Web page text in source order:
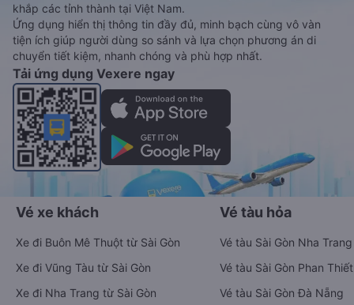
khắp các tỉnh thành tại Việt Nam.
Ứng dụng hiển thị thông tin đầy đủ, minh bạch cùng vô vàn
tiện ích giúp người dùng so sánh và lựa chọn phương án di
chuyển tiết kiệm, nhanh chóng và phù hợp nhất.
Tải ứng dụng Vexere ngay
Vé xe khách
Xe đi Buôn Mê Thuột từ Sài Gòn
Xe đi Vũng Tàu từ Sài Gòn
Xe đi Nha Trang từ Sài Gòn
Vé tàu hỏa
Vé tàu Sài Gòn Nha Trang
Vé tàu Sài Gòn Phan Thiết
Vé tàu Sài Gòn Đà Nẵng